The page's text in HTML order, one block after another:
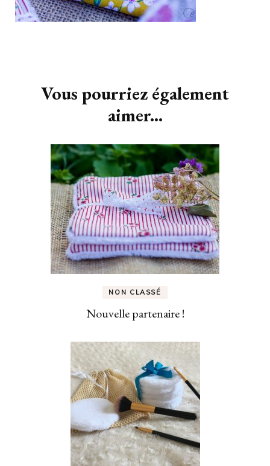
d'article
Vous pourriez également
aimer...
NON CLASSÉ
Nouvelle partenaire !